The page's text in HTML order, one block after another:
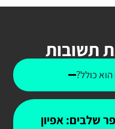
תשובות
כולל?
שלבים: אפיון